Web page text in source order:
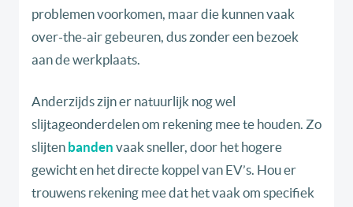
problemen voorkomen, maar die kunnen vaak
over-the-air gebeuren, dus zonder een bezoek
aan de werkplaats.
Anderzijds zijn er natuurlijk nog wel
slijtageonderdelen om rekening mee te houden. Zo
slijten banden vaak sneller, door het hogere
gewicht en het directe koppel van EV’s. Hou er
trouwens rekening mee dat het vaak om specifiek